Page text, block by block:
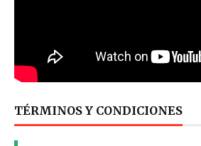
TÉRMINOS Y CONDICIONES